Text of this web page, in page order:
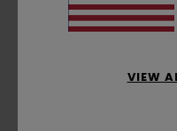
Composizione
VIEW